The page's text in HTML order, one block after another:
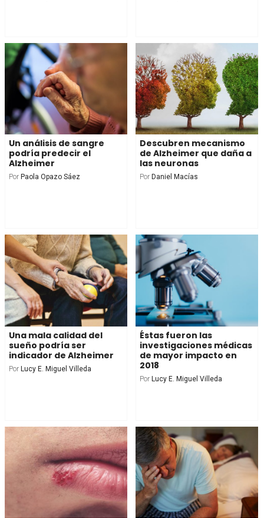
Un análisis de sangre
podría predecir el
Alzheimer
Por Paola Opazo Sáez
Descubren mecanismo
de Alzheimer que daña a
las neuronas
Por Daniel Macías
Una mala calidad del
sueño podría ser
indicador de Alzheimer
Por Lucy E. Miguel Villeda
Éstas fueron las
investigaciones médicas
de mayor impacto en
2018
Por Lucy E. Miguel Villeda